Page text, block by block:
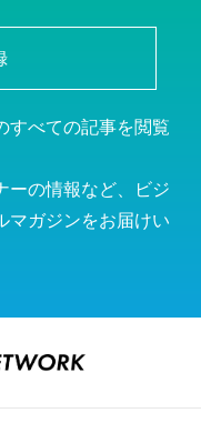
すべての記事を閲覧
ーの情報など、ビジ
マガジンをお届けい